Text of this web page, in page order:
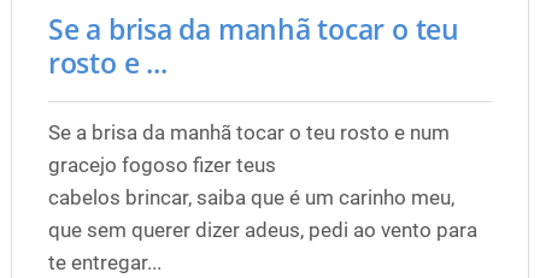
Se a brisa da manhã tocar o teu
rosto e ...
Se a brisa da manhã tocar o teu rosto e num
gracejo fogoso fizer teus
cabelos brincar, saiba que é um carinho meu,
que sem querer dizer adeus, pedi ao vento para
te entregar...